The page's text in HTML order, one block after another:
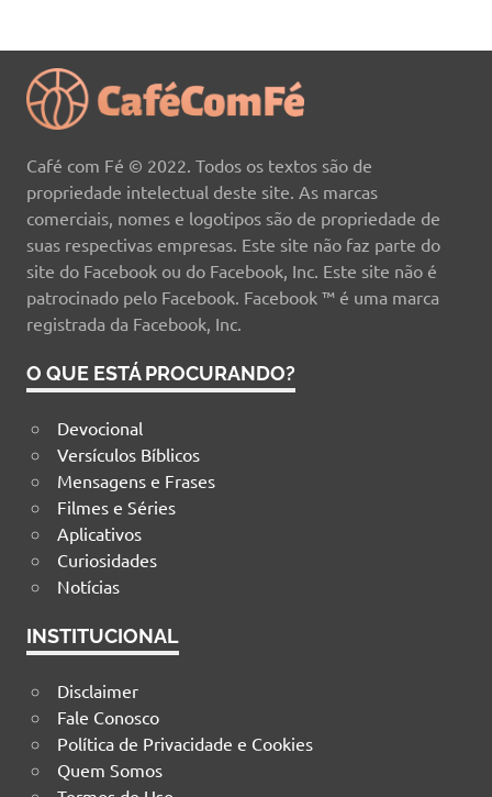
Café com Fé © 2022. Todos os textos são de
propriedade intelectual deste site. As marcas
comerciais, nomes e logotipos são de propriedade de
suas respectivas empresas. Este site não faz parte do
site do Facebook ou do Facebook, Inc. Este site não é
patrocinado pelo Facebook. Facebook ™ é uma marca
registrada da Facebook, Inc.
O QUE ESTÁ PROCURANDO?
Devocional
Versículos Bíblicos
Mensagens e Frases
Filmes e Séries
Aplicativos
Curiosidades
Notícias
INSTITUCIONAL
Disclaimer
Fale Conosco
Política de Privacidade e Cookies
Quem Somos